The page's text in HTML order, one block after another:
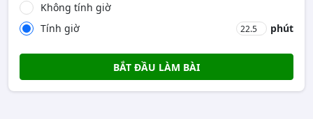
Không tính giờ
Tính giờ
phút
BẮT ĐẦU LÀM BÀI